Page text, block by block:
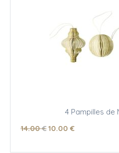
4 Pampilles de
14.00 €10.00 €